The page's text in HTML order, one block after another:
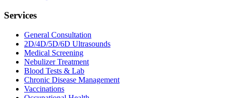
Services
General Consultation
2D/4D/5D/6D Ultrasounds
Medical Screening
Nebulizer Treatment
Blood Tests & Lab
Chronic Disease Management
Vaccinations